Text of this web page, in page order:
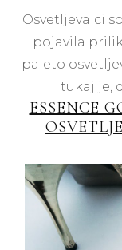
Osvetljevalci
pojavila
paleto
tukaj je,
ESSENCE